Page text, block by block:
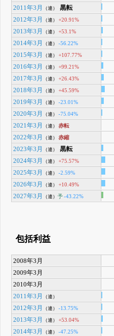
2011年3月
（連） 黒転
2012年3月
（連） +20.91%
2013年3月
（連） +53.1%
2014年3月
（連） -56.22%
2015年3月
（連） +107.77%
2016年3月
（連） +99.21%
2017年3月
（連） +26.43%
2018年3月
（連） +45.59%
2019年3月
（連） -23.01%
2020年3月
（連） -75.04%
2021年3月
（連） 赤転
2022年3月
（連） 赤縮
2023年3月
（連） 黒転
2024年3月
（連） +75.57%
2025年3月
（連） -2.59%
2026年3月
（連） +10.49%
2027年3月
（連）予-43.22%
包括利益
2008年3月
2009年3月
2010年3月
2011年3月
（連）
2012年3月
（連） -13.75%
2013年3月
（連） +53.04%
2014年3月
（連） -47.25%